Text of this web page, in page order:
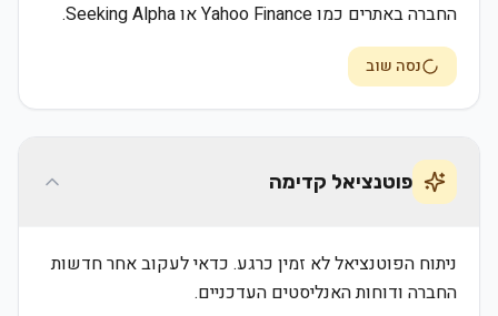
החברה באתרים כמו Yahoo Finance או Seeking Alpha.
נסה שוב
פוטנציאל קדימה
ניתוח הפוטנציאל לא זמין כרגע. כדאי לעקוב אחר חדשות
החברה ודוחות האנליסטים העדכניים.